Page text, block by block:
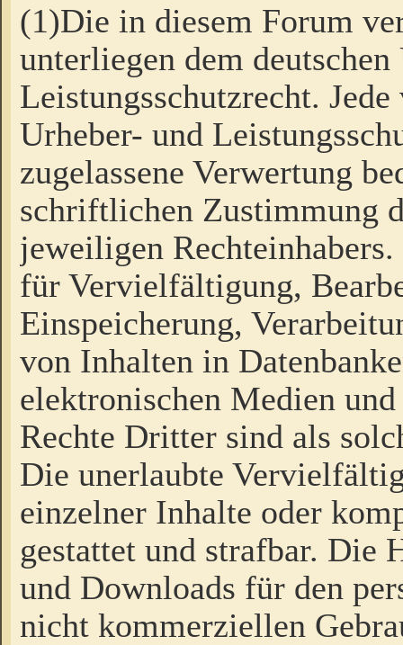
(1)Die in diesem Forum
unterliegen dem
Leistungsschutzrecht.
Urheber- und
zugelassene Verwertung
schriftlichen Zustimmung
jeweiligen
für Vervielfältigung,
Einspeicherung,
von Inhalten in
elektronischen Medien
Rechte Dritter sind als
Die unerlaubte
einzelner Inhalte oder
gestattet und strafbar. Die
und Downloads für den
nicht kommerziellen